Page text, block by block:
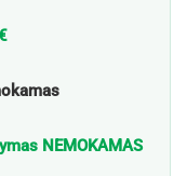
NEMOKAMAS